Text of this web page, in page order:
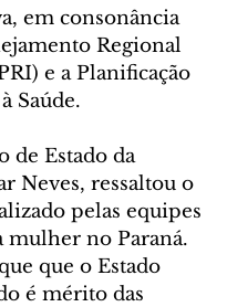
em consonância
Regional
e a Planificação
Saúde.
de Estado da
Neves, ressaltou o
pelas equipes
mulher no Paraná.
que o Estado
é mérito das